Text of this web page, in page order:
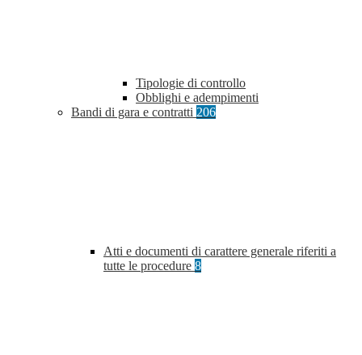
Tipologie di controllo
Obblighi e adempimenti
Bandi di gara e contratti 206
Atti e documenti di carattere generale riferiti a
tutte le procedure 8